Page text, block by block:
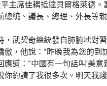
主席佳耦抵達貝爾格萊德。
總統、議長、總理、外長等
，武契奇總統發自肺腑地對
傲，他說：“昨晚我為您的到
應道：“中國有一句話叫‘美意
你約請了我很多次。明天我